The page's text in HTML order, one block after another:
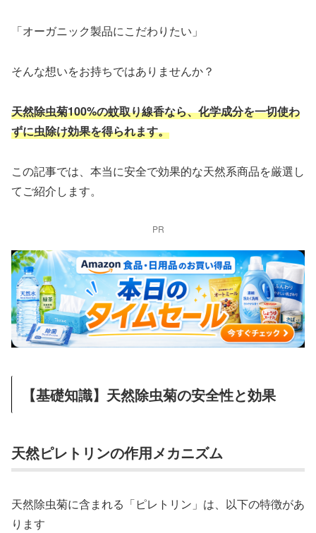
「オーガニック製品にこだわりたい」
そんな想いをお持ちではありませんか？
天然除虫菊100%の蚊取り線香なら、化学成分を一切使わ
ずに虫除け効果を得られます。
この記事では、本当に安全で効果的な天然系商品を厳選し
てご紹介します。
PR
【基礎知識】天然除虫菊の安全性と効果
天然ピレトリンの作用メカニズム
天然除虫菊に含まれる「ピレトリン」は、以下の特徴があ
ります